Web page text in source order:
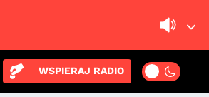
WSPIERAJ RADIO